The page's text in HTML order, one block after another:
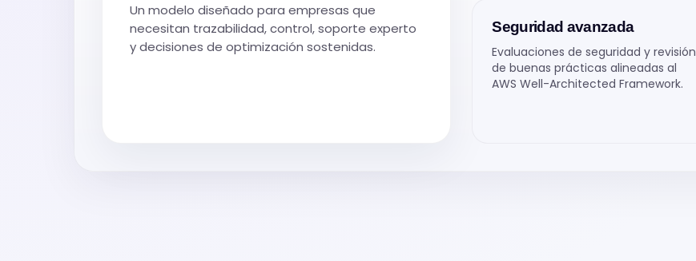
Un modelo diseñado para empresas que
necesitan trazabilidad, control, soporte experto
y decisiones de optimización sostenidas.
Seguridad avanzada
Evaluaciones de seguridad y revisión
de buenas prácticas alineadas al
AWS Well-Architected Framework.